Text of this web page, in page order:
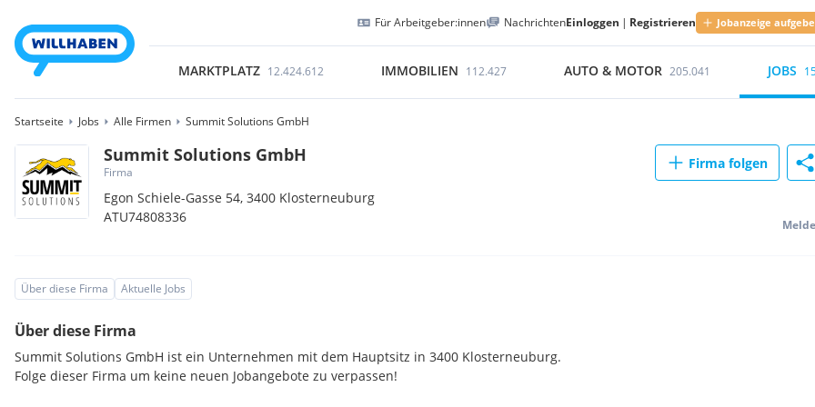
Für Arbeitgeber:innen NachrichtenEinloggen | Registrieren Jobanzeige
MARKTPLATZ 12.424.612 IMMOBILIEN 112.427 AUTO & MOTOR 205.041 JOBS
Startseite Jobs Alle Firmen Summit Solutions GmbH
Summit Solutions GmbH
Firma
Egon Schiele-Gasse 54,3400 Klosterneuburg
ATU74808336
Firma folgen
Über diese Firma Aktuelle Jobs
Über diese Firma
Summit Solutions GmbH ist ein Unternehmen mit dem Hauptsitz in 3400 Klosterneuburg.
Folge dieser Firma um keine neuen Jobangebote zu verpassen!